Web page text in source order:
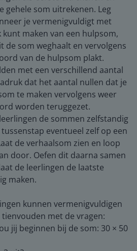
gehele som uitrekenen. Leg
je vermenigvuldigt met
maken van een hulpsom,
de som weghaalt en vervolgens
van de hulpsom plakt.
met een verschillend aantal
dat het aantal nullen dat je
te maken vervolgens weer
worden teruggezet.
de sommen zelfstandig
eventueel zelf op een
de verhaalsom zien en loop
door. Oefen dit daarna samen
de leerlingen de laatste
maken.
kunnen vermenigvuldigen
met de vragen:
jij beginnen bij de som: 30 × 50